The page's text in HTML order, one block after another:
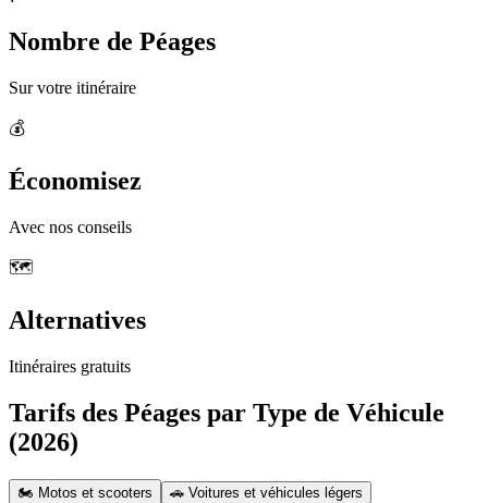
Nombre de Péages
Sur votre itinéraire
💰
Économisez
Avec nos conseils
🗺️
Alternatives
Itinéraires gratuits
Tarifs des Péages par Type de Véhicule
(2026)
🏍️ Motos et scooters
🚗 Voitures et véhicules légers